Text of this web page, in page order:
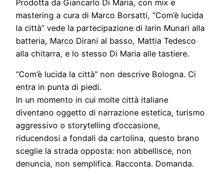
Prodotta da Giancarlo Di Maria, con mix e
mastering a cura di Marco Borsatti, “Com’è lucida
la città” vede la partecipazione di Iarin Munari alla
batteria, Marco Dirani al basso, Mattia Tedesco
alla chitarra, e lo stesso Di Maria alle tastiere.
“Com’è lucida la città” non descrive Bologna. Ci
entra in punta di piedi.
In un momento in cui molte città italiane
diventano oggetto di narrazione estetica, turismo
aggressivo o storytelling d’occasione,
riducendosi a fondali da cartolina, questo brano
sceglie la strada opposta: non abbellisce, non
denuncia, non semplifica. Racconta. Domanda.